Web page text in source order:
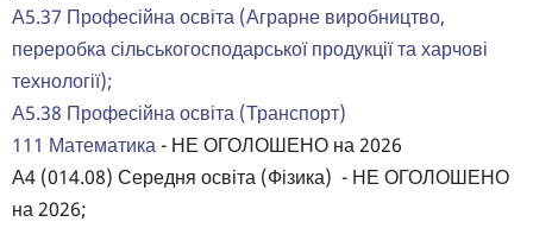
А5.37 Професійна освіта (Аграрне виробництво,
переробка сільськогосподарської продукції та харчові
технології);
А5.38 Професійна освіта (Транспорт)
111 Математика- НЕ ОГОЛОШЕНО на 2026
А4 (014.08) Середня освіта (Фізика) - НЕ ОГОЛОШЕНО
на 2026;